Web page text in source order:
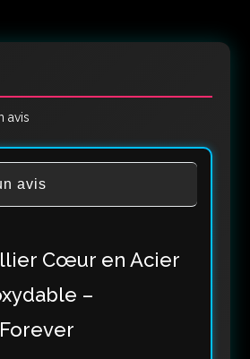
avis
avis
Cœur en Acier
–